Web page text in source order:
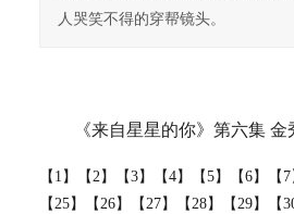
人哭笑不得的穿帮镜头。
《来自星星的你》第六集
【1】 【2】 【3】 【4】 【5】 【6】 【7
【25】
【26】 【27】 【28】 【29】 【